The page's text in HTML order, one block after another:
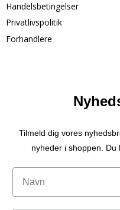
Handelsbetingelser
Privatlivspolitik
Forhandlere
Tilmeld dig vores
nyheder i shoppen. Du
Navn